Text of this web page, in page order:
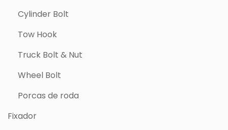
Cylinder Bolt
Tow Hook
Truck Bolt & Nut
Wheel Bolt
Porcas de roda
Fixador